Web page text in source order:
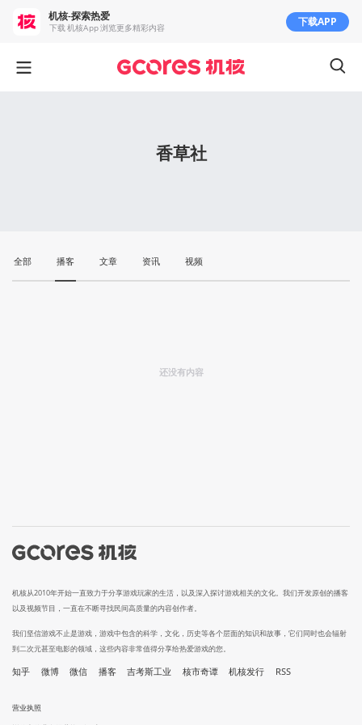
香草社
全部 播客 文章 资讯 视频
还没有内容
机核从2010年开始一直致力于分享游戏玩家的生活，以及深入探讨游戏相关的文化。我们开发原创的播客
以及视频节目，一直在不断寻找民间高质量的内容创作者。
我们坚信游戏不止是游戏，游戏中包含的科学，文化，历史等各个层面的知识和故事，它们同时也会辐射
到二次元甚至电影的领域，这些内容非常值得分享给热爱游戏的您。
知乎 微博 微信 播客 吉考斯工业 核市奇谭 机核发行 RSS
营业执照
机核-探索热爱
下载 机核App 浏览更多精彩内容 下载APP